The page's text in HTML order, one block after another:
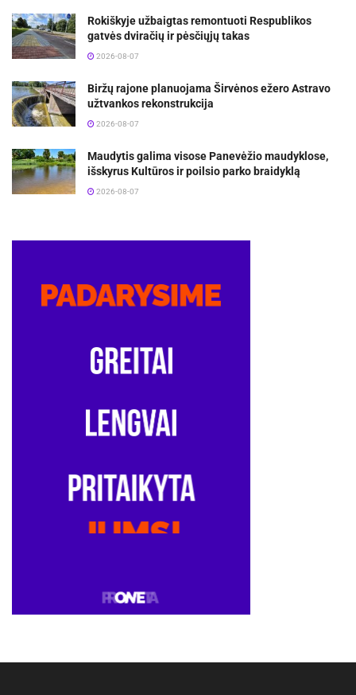
Rokiškyje užbaigtas remontuoti Respublikos
gatvės dviračių ir pėsčiųjų takas
2026-08-07
Biržų rajone planuojama Širvėnos ežero Astravo
užtvankos rekonstrukcija
2026-08-07
Maudytis galima visose Panevėžio maudyklose,
išskyrus Kultūros ir poilsio parko braidyklą
2026-08-07